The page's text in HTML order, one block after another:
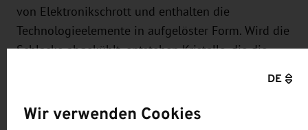
von Elektronikschrott und enthalten die
Technologieelemente in aufgelöster Form. Wird die
Schlacke abgekühlt, entstehen Kristalle, die die
„Indem wir unsere Zielelemente mit weiteren
DE
Wir verwenden Cookies